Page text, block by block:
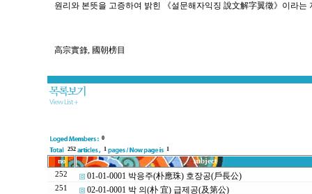
원리와 본뜻을 고증하여 밝힌 《설문해자익징 說文解字翼徵》이라는
高宗實錄, 國朝榜目
0
252
1 1
no
subject
252
01-01-0001 박응주(朴應珠) 호장공(戶長公)
251 02-01-0001 박 의(朴 宜) 급제공(及第公)